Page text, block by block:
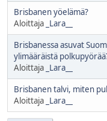
Brisbanen yöelämä?
Aloittaja _Lara__
Brisbanessa asuvat
ylimääräistä
Aloittaja _Lara__
Brisbanen talvi, miten
Aloittaja _Lara__